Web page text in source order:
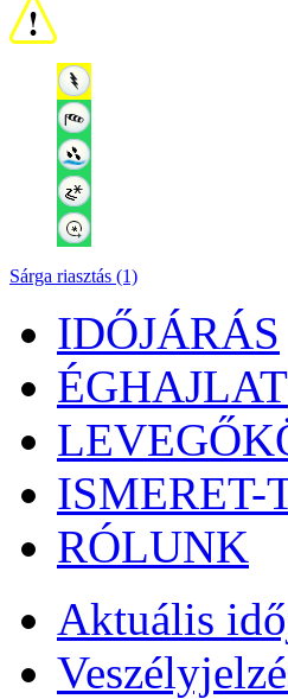
Sárga riasztás (1)
IDŐJÁRÁS
ÉGHAJLAT
ISMERET-
RÓLUNK
Aktuális